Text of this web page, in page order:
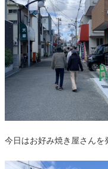
今日はお好み焼き屋さんを